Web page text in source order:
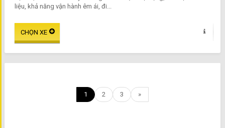
liệu, khả năng vận hành êm ái, đi...
1 2 3 »